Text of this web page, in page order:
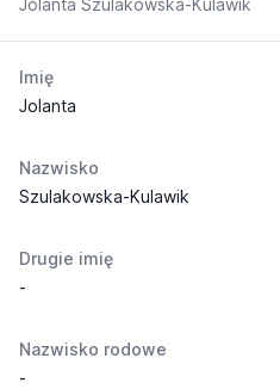
Jolanta Szulakowska-Kulawik
Imię
Jolanta
Nazwisko
Szulakowska-Kulawik
Drugie imię
-
Nazwisko rodowe
-